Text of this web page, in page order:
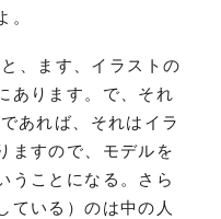
。
、ます、イラストの
あります。で、それ
あれば、それはイラ
ますので、モデルを
うことになる。さら
ている）のは中の人